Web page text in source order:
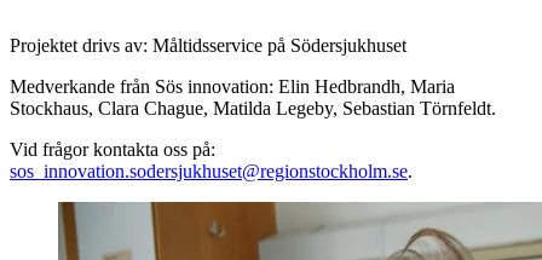
Projektet drivs av: Måltidsservice på Södersjukhuset
Medverkande från Sös innovation: Elin Hedbrandh, Maria
Stockhaus, Clara Chague, Matilda Legeby, Sebastian Törnfeldt.
Vid frågor kontakta oss på:
sos_innovation.sodersjukhuset@regionstockholm.se.